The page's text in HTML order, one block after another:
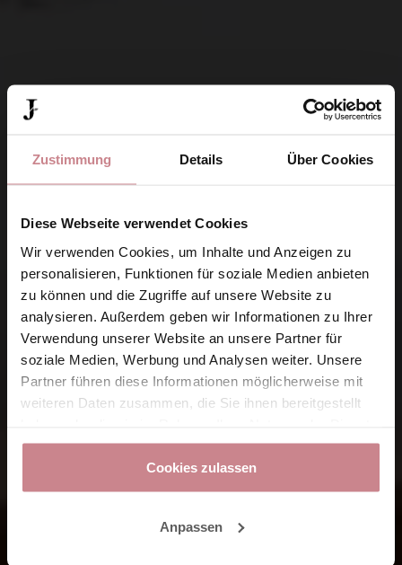
Zustimmung Details Über Cookies
Diese Webseite verwendet Cookies
Wir verwenden Cookies, um Inhalte und Anzeigen zu
personalisieren, Funktionen für soziale Medien anbieten
zu können und die Zugriffe auf unsere Website zu
analysieren. Außerdem geben wir Informationen zu Ihrer
Verwendung unserer Website an unsere Partner für
soziale Medien, Werbung und Analysen weiter. Unsere
Partner führen diese Informationen möglicherweise mit
weiteren Daten zusammen, die Sie ihnen bereitgestellt
gesammelt haben.
Cookies zulassen
Anpassen